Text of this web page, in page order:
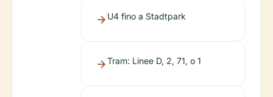
U4 fino a Stadtpark
Tram: Linee D, 2, 71, o 1